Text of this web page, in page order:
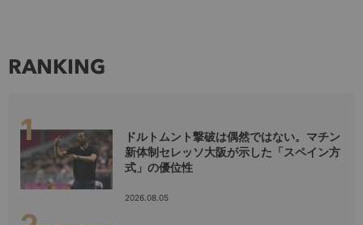
RANKING
ドルトムント撃破は偶然ではない。マチン
新体制セレッソ大阪が示した「スペイン方
式」の優位性
2026.08.05